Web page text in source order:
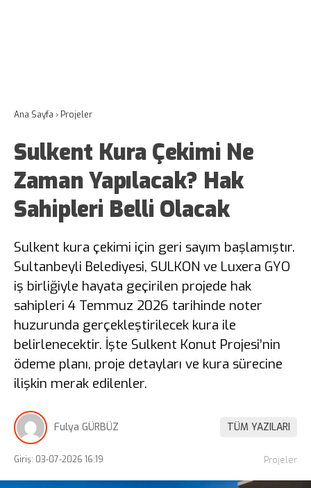
Ana Sayfa › Projeler
Sulkent Kura Çekimi Ne
Zaman Yapılacak? Hak
Sahipleri Belli Olacak
Sulkent kura çekimi için geri sayım başlamıştır.
Sultanbeyli Belediyesi, SULKON ve Luxera GYO
iş birliğiyle hayata geçirilen projede hak
sahipleri 4 Temmuz 2026 tarihinde noter
huzurunda gerçekleştirilecek kura ile
belirlenecektir. İşte Sulkent Konut Projesi’nin
ödeme planı, proje detayları ve kura sürecine
ilişkin merak edilenler.
Fulya GÜRBÜZ TÜM YAZILARI
Giriş: 03-07-2026 16:19 Projeler